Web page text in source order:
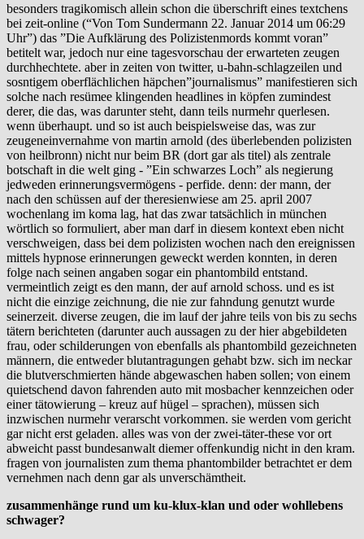
besonders tragikomisch allein schon die überschrift eines textchens
bei zeit-online (“Von Tom Sundermann 22. Januar 2014 um 06:29
Uhr”) das ”Die Aufklärung des Polizistenmords kommt voran”
betitelt war, jedoch nur eine tagesvorschau der erwarteten zeugen
durchhechtete. aber in zeiten von twitter, u-bahn-schlagzeilen und
sosntigem oberflächlichen häpchen”journalismus” manifestieren sich
solche nach resümee klingenden headlines in köpfen zumindest
derer, die das, was darunter steht, dann teils nurmehr querlesen.
wenn überhaupt. und so ist auch beispielsweise das, was zur
zeugeneinvernahme von martin arnold (des überlebenden polizisten
von heilbronn) nicht nur beim BR (dort gar als titel) als zentrale
botschaft in die welt ging - ”Ein schwarzes Loch” als negierung
jedweden erinnerungsvermögens - perfide. denn: der mann, der
nach den schüssen auf der theresienwiese am 25. april 2007
wochenlang im koma lag, hat das zwar tatsächlich in münchen
wörtlich so formuliert, aber man darf in diesem kontext eben nicht
verschweigen, dass bei dem polizisten wochen nach den ereignissen
mittels hypnose erinnerungen geweckt werden konnten, in deren
folge nach seinen angaben sogar ein phantombild entstand.
vermeintlich zeigt es den mann, der auf arnold schoss. und es ist
nicht die einzige zeichnung, die nie zur fahndung genutzt wurde
seinerzeit. diverse zeugen, die im lauf der jahre teils von bis zu sechs
tätern berichteten (darunter auch aussagen zu der hier abgebildeten
frau, oder schilderungen von ebenfalls als phantombild gezeichneten
männern, die entweder blutantragungen gehabt bzw. sich im neckar
die blutverschmierten hände abgewaschen haben sollen; von einem
quietschend davon fahrenden auto mit mosbacher kennzeichen oder
einer tätowierung – kreuz auf hügel – sprachen), müssen sich
inzwischen nurmehr verarscht vorkommen. sie werden vom gericht
gar nicht erst geladen. alles was von der zwei-täter-these vor ort
abweicht passt bundesanwalt diemer offenkundig nicht in den kram.
fragen von journalisten zum thema phantombilder betrachtet er dem
vernehmen nach denn gar als unverschämtheit.
zusammenhänge rund um ku-klux-klan und oder wohllebens
schwager?